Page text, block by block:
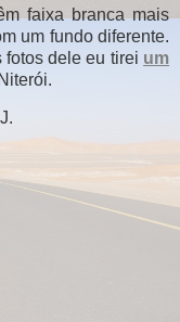
faixa branca mais
um fundo diferente.
fotos dele eu tirei um